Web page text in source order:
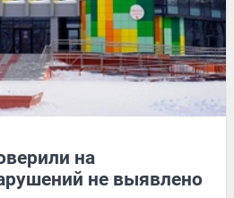
на
не выявлено